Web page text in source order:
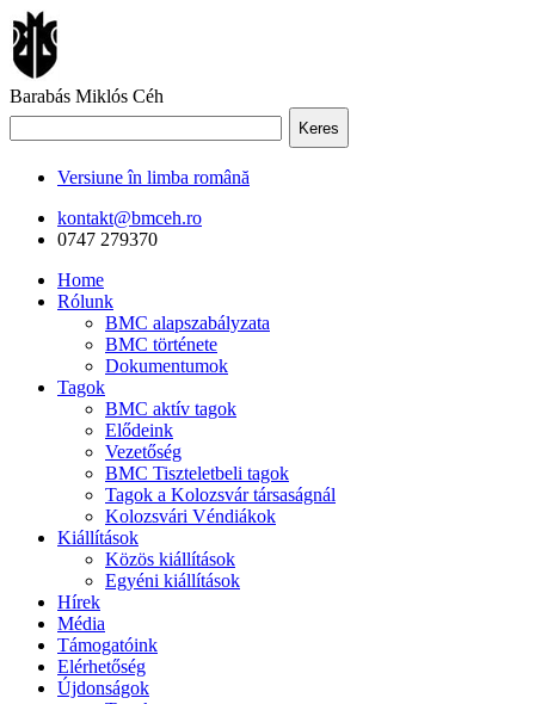
Barabás Miklós Céh
Keres
Versiune în limba română
kontakt@bmceh.ro
0747 279370
Home
Rólunk
BMC alapszabályzata
BMC története
Dokumentumok
Tagok
BMC aktív tagok
Elődeink
Vezetőség
BMC Tiszteletbeli tagok
Tagok a Kolozsvár társaságnál
Kolozsvári Véndiákok
Kiállítások
Közös kiállítások
Egyéni kiállítások
Hírek
Média
Támogatóink
Elérhetőség
Újdonságok